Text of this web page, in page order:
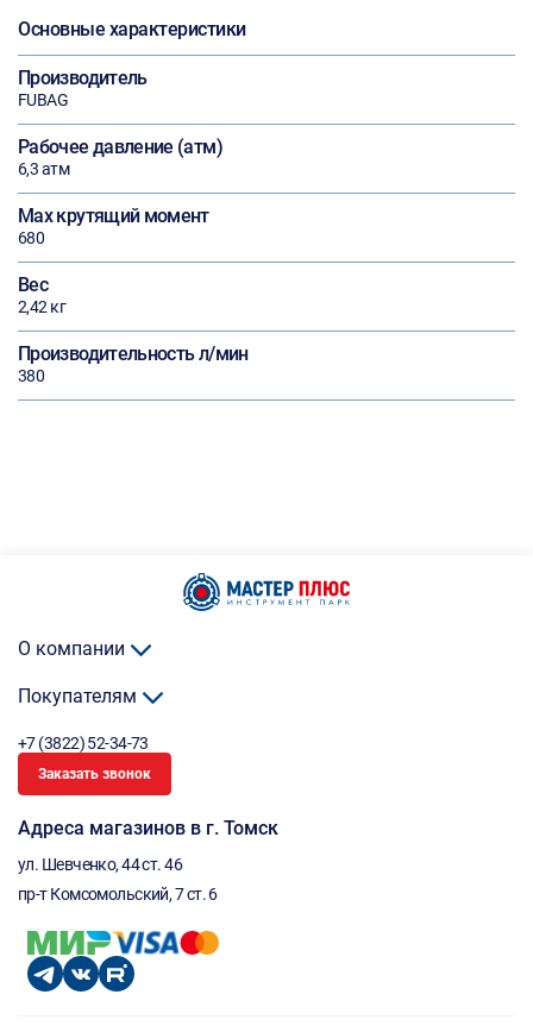
Основные характеристики
Производитель
FUBAG
Рабочее давление (атм)
6,3 атм
Max крутящий момент
680
Вес
2,42 кг
Производительность л/мин
380
О компании
Покупателям
+7 (3822) 52-34-73
Заказать звонок
Адреса магазинов в г. Томск
ул. Шевченко, 44 ст. 46
пр-т Комсомольский, 7 ст. 6